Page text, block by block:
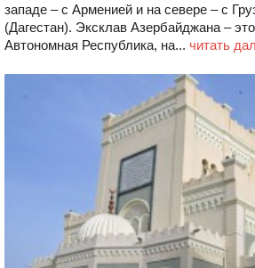
западе – с Арменией и на севере – с
(Дагестан). Эксклав Азербайджана –
Автономная Республика, на... читать